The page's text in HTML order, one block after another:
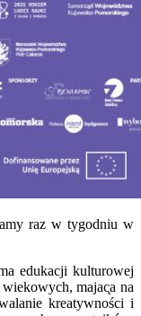
raz w tygodniu w
edukacji kulturowej
majac̨a na
kreatywności i